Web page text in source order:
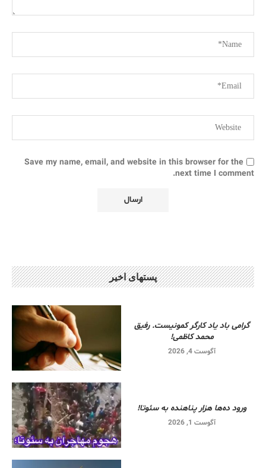
Save my name, email, and website in this browser for the
next time I comment.
پستهای اخیر
گرامی باد یاد کارگر کمونیست. رفیق
محمد کاظمی!
آگوست 4, 2026
ورود ده‌ها هزار پناهنده به سئوتا!
آگوست 1, 2026